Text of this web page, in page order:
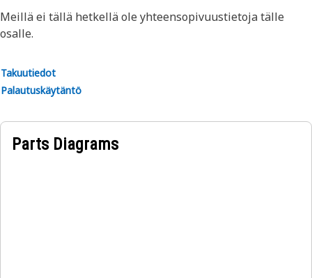
Meillä ei tällä hetkellä ole yhteensopivuustietoja tälle
osalle.
Takuutiedot
Palautuskäytäntö
Parts Diagrams